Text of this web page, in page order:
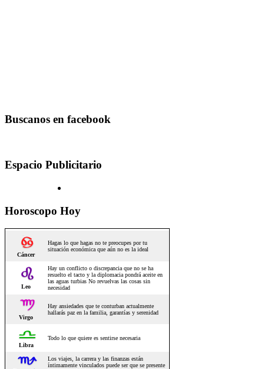
Buscanos en facebook
Espacio Publicitario
Horoscopo Hoy